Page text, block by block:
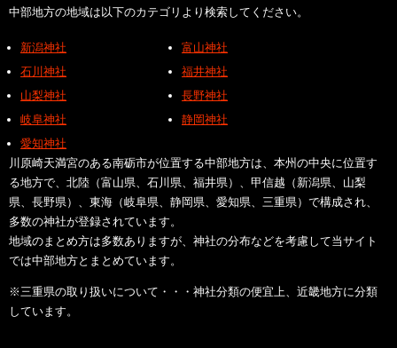
中部地方の地域は以下のカテゴリより検索してください。
新潟神社
富山神社
石川神社
福井神社
山梨神社
長野神社
岐阜神社
静岡神社
愛知神社
川原崎天満宮のある南砺市が位置する中部地方は、本州の中央に位置す
る地方で、北陸（富山県、石川県、福井県）、甲信越（新潟県、山梨
県、長野県）、東海（岐阜県、静岡県、愛知県、三重県）で構成され、
多数の神社が登録されています。
地域のまとめ方は多数ありますが、神社の分布などを考慮して当サイト
では中部地方とまとめています。
※三重県の取り扱いについて・・・神社分類の便宜上、近畿地方に分類
しています。